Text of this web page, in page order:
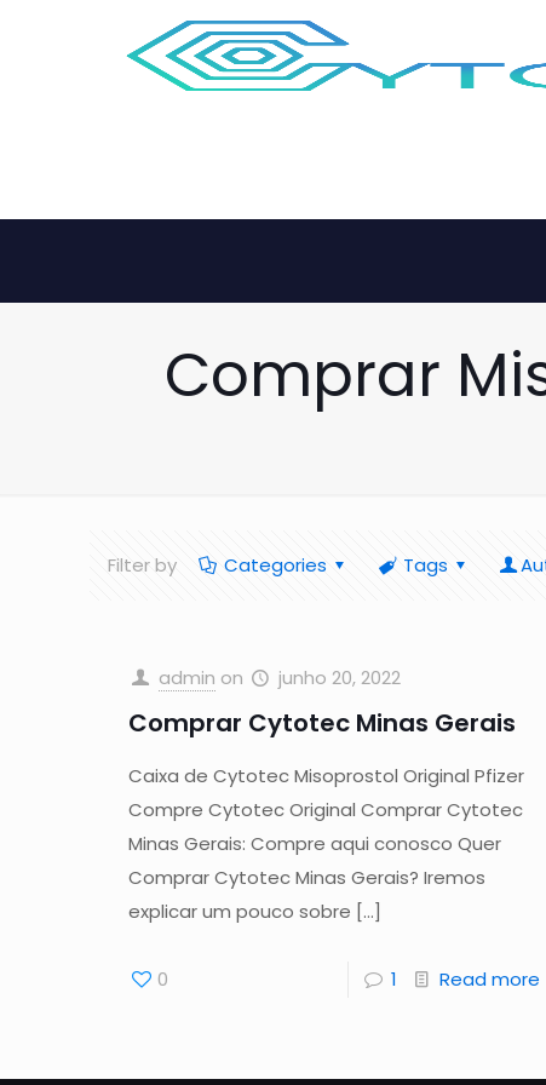
Comprar
Filter by Categories Tags
admin on junho 20, 2022
Comprar Cytotec Minas Gerais
Caixa de Cytotec Misoprostol Original Pfizer
Compre Cytotec Original Comprar Cytotec
Minas Gerais: Compre aqui conosco Quer
Comprar Cytotec Minas Gerais? Iremos
explicar um pouco sobre […]
0 1 Read more